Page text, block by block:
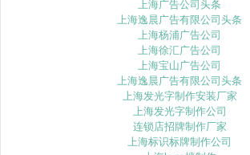
上海广告公司头条
上海逸晨广告有限公司头条
上海杨浦广告公司
上海徐汇广告公司
上海宝山广告公司
上海逸晨广告有限公司头条
上海发光字制作安装厂家
上海发光字制作公司
连锁店招牌制作厂家
上海标识标牌制作公司